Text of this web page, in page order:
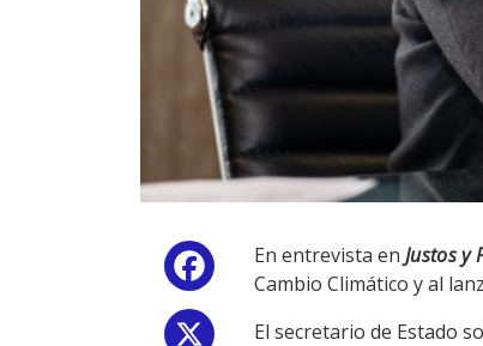
Facebook
En entrevista en Justos y
Cambio Climático y al
El secretario de Estado